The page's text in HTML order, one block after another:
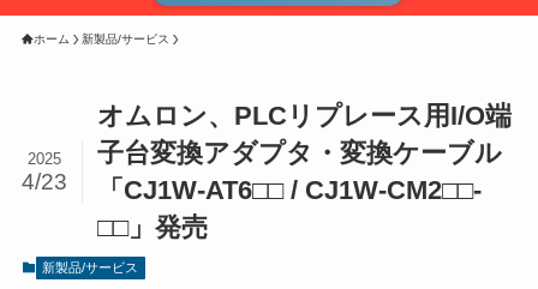
ホーム 新製品/サービス
オムロン、PLCリプレース用I/O端
子台変換アダプタ・変換ケーブル
「CJ1W-AT6□□ / CJ1W-CM2□□-
□□」発売
2025
4/23
新製品/サービス